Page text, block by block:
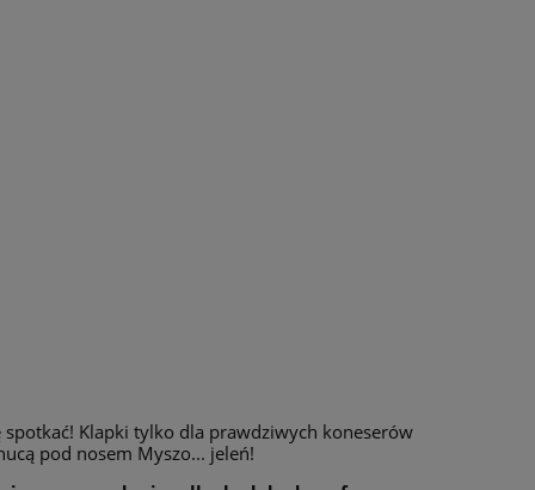
Klapki tylko dla prawdziwych koneserów
pod nosem Myszo... jeleń!